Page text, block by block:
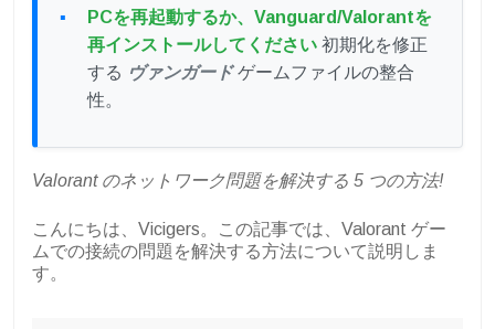
PCを再起動するか、Vanguard/Valorantを
再インストールしてください 初期化を修正
する ヴァンガードゲームファイルの整合
性。
Valorant のネットワーク問題を解決する 5 つの方法!
こんにちは、Vicigers。この記事では、Valorant ゲー
ムでの接続の問題を解決する方法について説明しま
す。